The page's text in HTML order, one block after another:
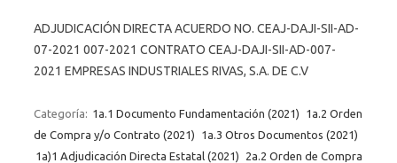
ADJUDICACIÓN DIRECTA ACUERDO NO. CEAJ-DAJI-SII-AD-
07-2021 007-2021 CONTRATO CEAJ-DAJI-SII-AD-007-
2021 EMPRESAS INDUSTRIALES RIVAS, S.A. DE C.V
Categoría: 1a.1 Documento Fundamentación (2021)
1a.2 Orden
de Compra y/o Contrato (2021)
1a.3 Otros Documentos (2021)
1a)1 Adjudicación Directa Estatal (2021)
2a.2 Orden de Compra